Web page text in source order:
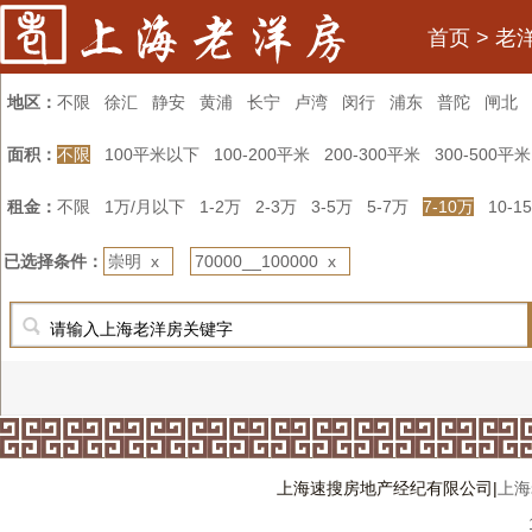
首页 > 老
地区： 不限 徐汇 静安 黄浦 长宁 卢湾 闵行 浦东 普陀 闸北
面积： 不限 100平米以下 100-200平米 200-300平米 300-500平米
租金： 不限 1万/月以下 1-2万 2-3万 3-5万 5-7万 7-10万 10-
已选择条件： 崇明 x 70000__100000 x
上海速搜房地产经纪有限公司| 上